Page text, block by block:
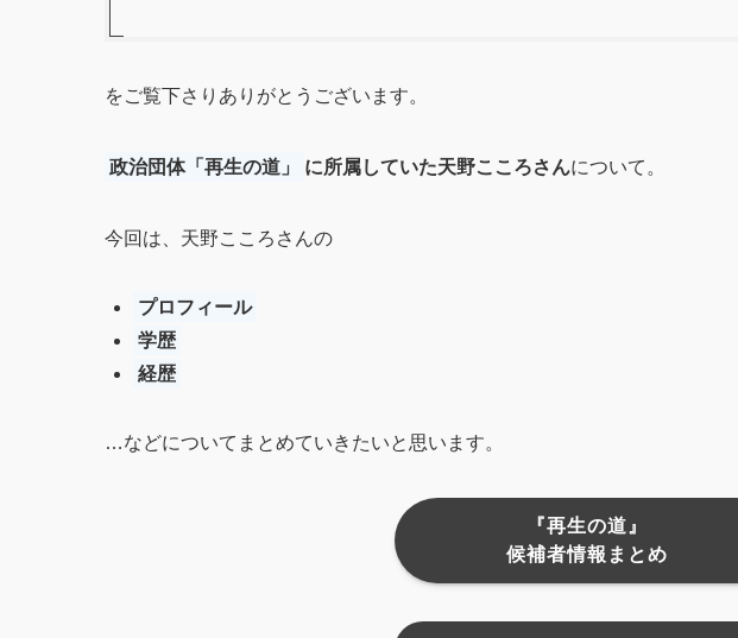
をご覧下さりありがとうございます。
政治団体「再生の道」 に所属していた天野こころさんについて。
今回は、天野こころさんの
プロフィール
学歴
経歴
…などについてまとめていきたいと思います。
『再生の道』
候補者情報まとめ